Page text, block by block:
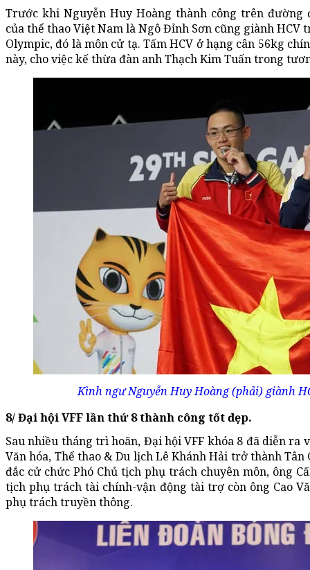
Trước khi Nguyễn Huy Hoàng thành công trên
của thể thao Việt Nam là Ngô Đỉnh Sơn cũng giành HCV
Olympic, đó là môn cử tạ. Tấm HCV ở hạng cân 56kg
này, cho việc kế thừa đàn anh Thạch Kim Tuấn trong
Kình ngư Nguyễn Huy Hoàng (phải) giành
8/ Đại hội VFF lần thứ 8 thành công tốt đẹp.
Sau nhiều tháng trì hoãn, Đại hội VFF khóa 8 đã diễn ra
Văn hóa, Thể thao & Du lịch Lê Khánh Hải trở thành Tân
đắc cử chức Phó Chủ tịch phụ trách chuyên môn, ông
tịch phụ trách tài chính-vận động tài trợ còn ông Cao
phụ trách truyền thông.